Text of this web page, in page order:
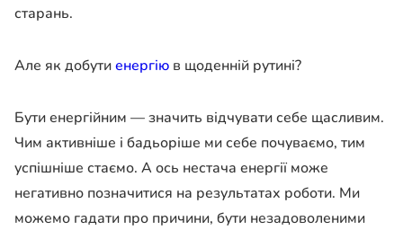
старань.
Але як добутиенергію в щоденній рутині?
Бути енергійним — значить відчувати себе щасливим.
Чим активніше і бадьоріше ми себе почуваємо, тим
успішніше стаємо. А ось нестача енергії може
негативно позначитися на результатах роботи. Ми
можемо гадати про причини, бути незадоволеними